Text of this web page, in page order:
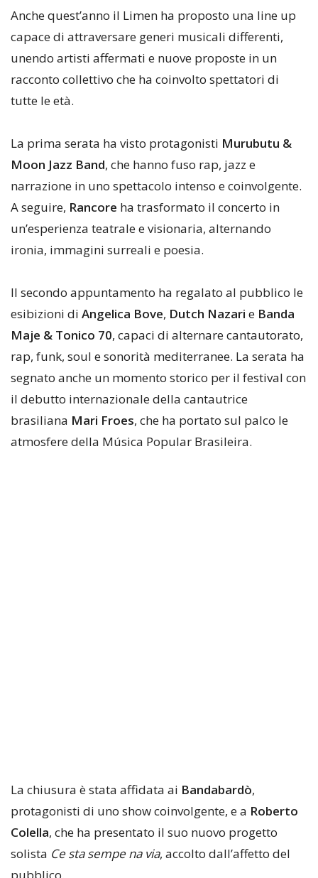
Anche quest’anno il Limen ha proposto una line up
capace di attraversare generi musicali differenti,
unendo artisti affermati e nuove proposte in un
racconto collettivo che ha coinvolto spettatori di
tutte le età.
La prima serata ha visto protagonisti Murubutu &
Moon Jazz Band, che hanno fuso rap, jazz e
narrazione in uno spettacolo intenso e coinvolgente.
A seguire, Rancore ha trasformato il concerto in
un’esperienza teatrale e visionaria, alternando
ironia, immagini surreali e poesia.
Il secondo appuntamento ha regalato al pubblico le
esibizioni di Angelica Bove, Dutch Nazari e Banda
Maje & Tonico 70, capaci di alternare cantautorato,
rap, funk, soul e sonorità mediterranee. La serata ha
segnato anche un momento storico per il festival con
il debutto internazionale della cantautrice
brasiliana Mari Froes, che ha portato sul palco le
atmosfere della Música Popular Brasileira.
La chiusura è stata affidata ai Bandabardò,
protagonisti di uno show coinvolgente, e a Roberto
Colella, che ha presentato il suo nuovo progetto
solista Ce sta sempe na via, accolto dall’affetto del